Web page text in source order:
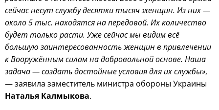
сейчас несут службу десятки тысяч женщин. Из них —
около 5 тыс. находятся на передовой. Их количество
будет только расти. Уже сейчас мы видим всё
большую заинтересованность женщин в привлечении
к Вооружённым силам на добровольной основе. Наша
задача — создать достойные условия для их службы»,
— заявила заместитель министра обороны Украины
Наталья Калмыкова.